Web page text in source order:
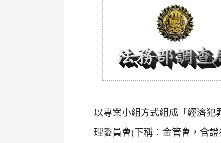
以專案小組方式組成「經濟犯
理委員會(下稱：金管會，含